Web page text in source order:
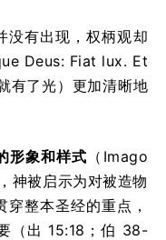
没有出现，权柄观却
Deus: Fiat lux. Et
有了光）更加清晰地
形象和样式 （Imago
神被启示为对被造物
整本圣经的重点，
（出 15:18；伯 38-